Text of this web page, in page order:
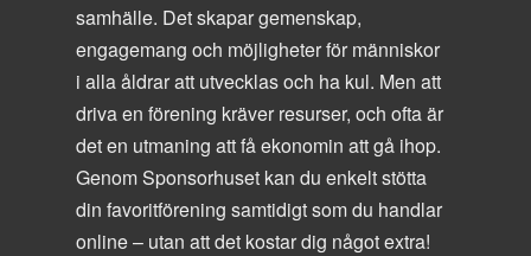
samhälle. Det skapar gemenskap,
engagemang och möjligheter för människor
i alla åldrar att utvecklas och ha kul. Men att
driva en förening kräver resurser, och ofta är
det en utmaning att få ekonomin att gå ihop.
Genom Sponsorhuset kan du enkelt stötta
din favoritförening samtidigt som du handlar
online – utan att det kostar dig något extra!